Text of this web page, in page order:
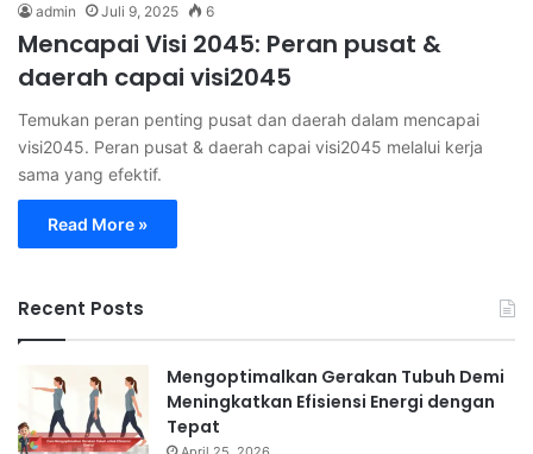
admin Juli 9, 2025 6
Mencapai Visi 2045: Peran pusat &
daerah capai visi2045
Temukan peran penting pusat dan daerah dalam mencapai
visi2045. Peran pusat & daerah capai visi2045 melalui kerja
sama yang efektif.
Read More »
Recent Posts
Mengoptimalkan Gerakan Tubuh Demi
Meningkatkan Efisiensi Energi dengan
Tepat